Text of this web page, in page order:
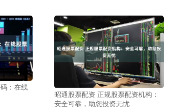
：在线
昭通股票配资 正规股票配资机构：
安全可靠，助您投资无忧